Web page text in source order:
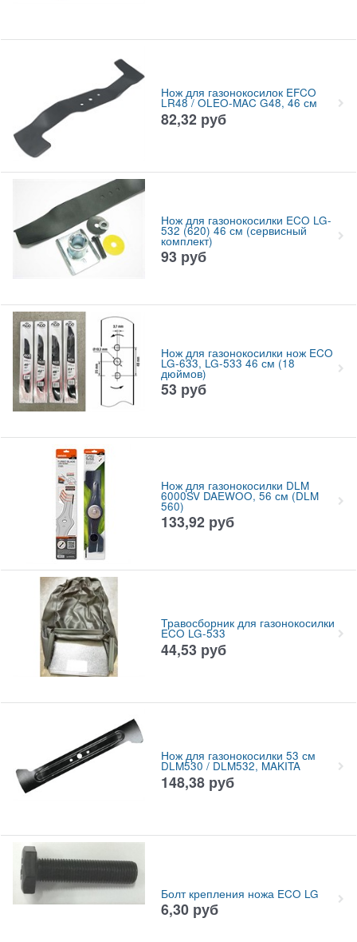
Нож для газонокосилок EFCO
LR48 / OLEO-MAC G48, 46 см
82,32 руб
Нож для газонокосилки ECO LG-
532 (620) 46 см (сервисный
комплект)
93 руб
Нож для газонокосилки нож ECO
LG-633, LG-533 46 см (18
дюймов)
53 руб
Нож для газонокосилки DLM
6000SV DAEWOO, 56 см (DLM
560)
133,92 руб
Травосборник для газонокосилки
ECO LG-533
44,53 руб
Нож для газонокосилки 53 см
DLM530 / DLM532, MAKITA
148,38 руб
Болт крепления ножа ECO LG
6,30 руб